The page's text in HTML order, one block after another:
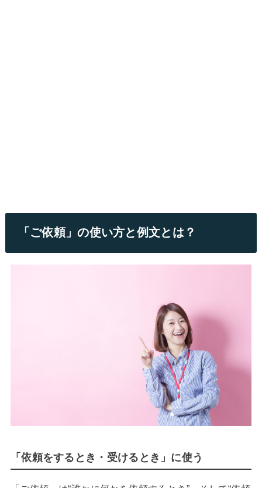
「ご依頼」の使い方と例文とは？
「依頼をするとき・受けるとき」に使う